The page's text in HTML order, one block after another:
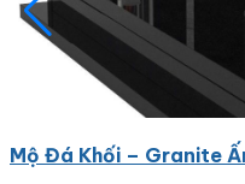
Mộ Đá Khối – Granite